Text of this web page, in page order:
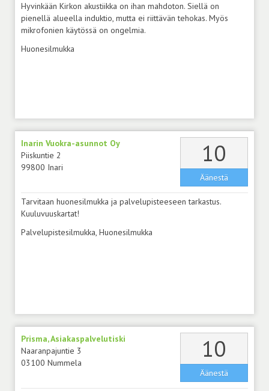
Hyvinkään Kirkon akustiikka on ihan mahdoton. Siellä on
pienellä alueella induktio, mutta ei riittävän tehokas. Myös
mikrofonien käytössä on ongelmia.
Huonesilmukka
Inarin Vuokra-asunnot Oy
Piiskuntie 2
99800 Inari
10
Äänestä
Tarvitaan huonesilmukka ja palvelupisteeseen tarkastus.
Kuuluvuuskartat!
Palvelupistesilmukka, Huonesilmukka
Prisma, Asiakaspalvelutiski
Naaranpajuntie 3
03100 Nummela
10
Äänestä